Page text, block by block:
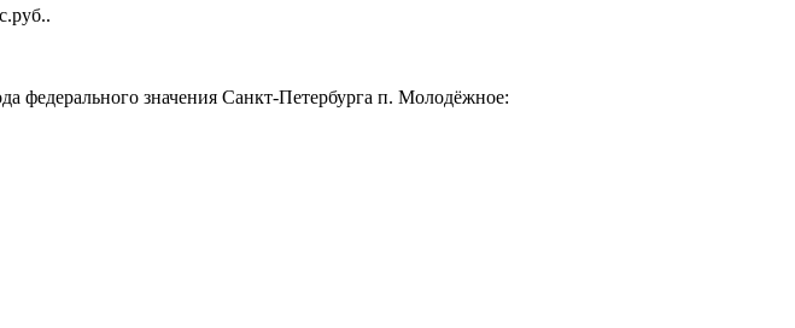
федерального значения Санкт-Петербурга п. Молодёжное: